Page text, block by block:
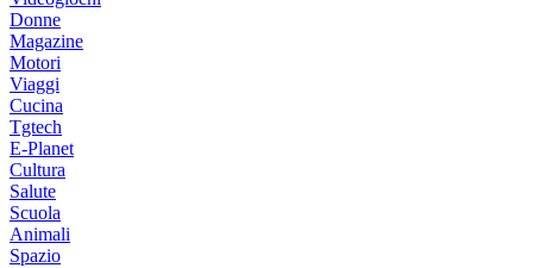
Donne
Magazine
Motori
Viaggi
Cucina
Tgtech
E-Planet
Cultura
Salute
Scuola
Animali
Spazio